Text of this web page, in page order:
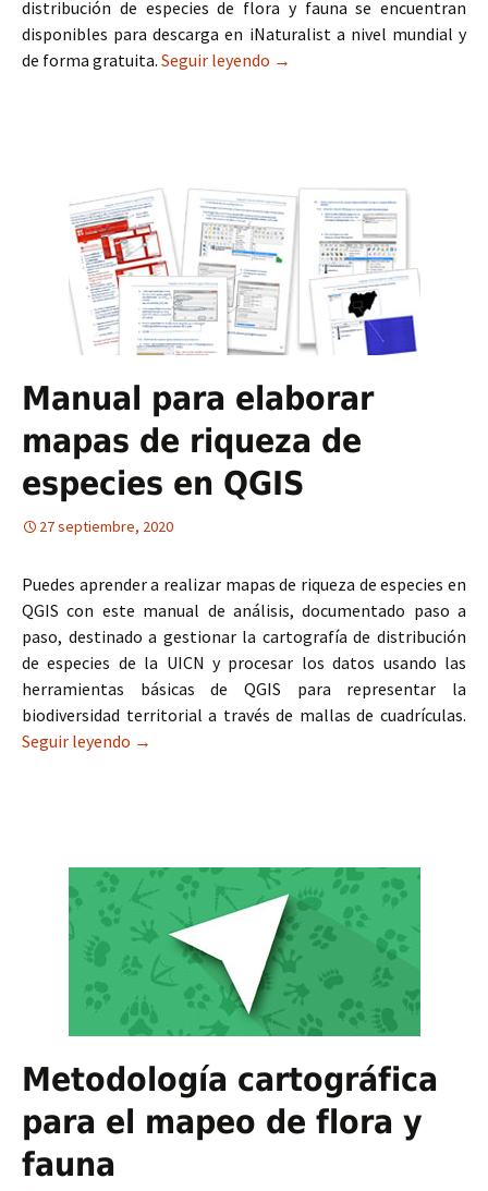
distribución de especies de flora y fauna se encuentran
disponibles para descarga en iNaturalist a nivel mundial y
de forma gratuita. Seguir leyendo Coordenadas de
→
Manual para elaborar
mapas de riqueza de
especies en QGIS
27 septiembre, 2020
Puedes aprender a realizar mapas de riqueza de especies en
QGIS con este manual de análisis, documentado paso a
paso, destinado a gestionar la cartografía de distribución
de especies de la UICN y procesar los datos usando las
herramientas básicas de QGIS para representar la
biodiversidad territorial a través de mallas de cuadrículas.
Seguir leyendo Manual para elaborar mapas de riqueza de
→
Metodología cartográfica
para el mapeo de flora y
fauna